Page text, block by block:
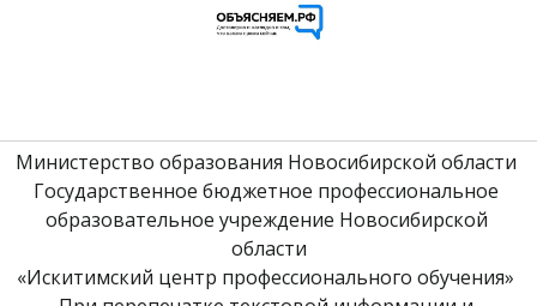
Министерство образования Новосибирской области
Государственное бюджетное профессиональное
образовательное учреждение Новосибирской
области
«Искитимский центр профессионального обучения»